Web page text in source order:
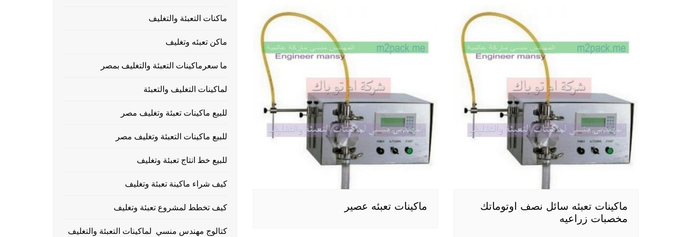
ماكينات تعبئه سائل نصف اوتوماتك
مخصبات زراعيه
ماكينات تعبئه عصير
ماكنات التعبئة والتغليف
ماكن تعبئه وتغليف
ما سعرماكينات التعبئة والتغليف بمصر
لماكينات التغليف والتعبئة
للبيع ماكينات تعبئة وتغليف مصر
للبيع ماكينات التعبئة وتغليف مصر
للبيع خط انتاج تعبئة وتغليف
كيف شراء ماكينة تعبئة وتغليف
كيف تخطط لمشروع تعبئة وتغليف
كتالوج مهندس منسي لماكينات التعبئة والتغليف